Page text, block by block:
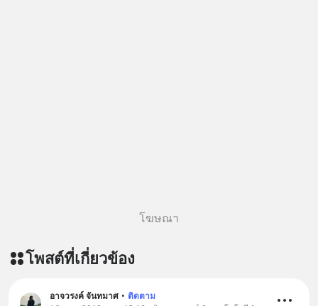
โฆษณา
โพสต์ที่เกี่ยวข้อง
อาจวรงค์ จันทมาศ • ติดตาม